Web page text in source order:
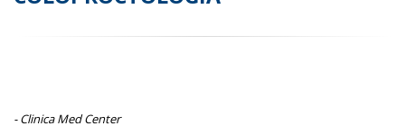
- Clinica Med Center